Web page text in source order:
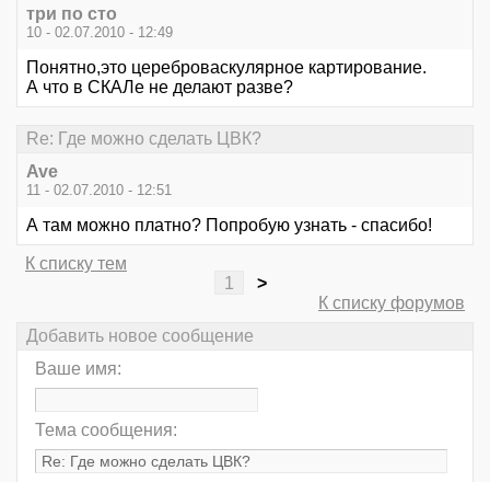
три по сто
10 - 02.07.2010 - 12:49
Понятно,это цереброваскулярное картирование.
А что в СКАЛе не делают разве?
Re: Где можно сделать ЦВК?
Ave
11 - 02.07.2010 - 12:51
А там можно платно? Попробую узнать - спасибо!
К списку тем
1
>
К списку форумов
Добавить новое сообщение
Ваше имя:
Тема сообщения: